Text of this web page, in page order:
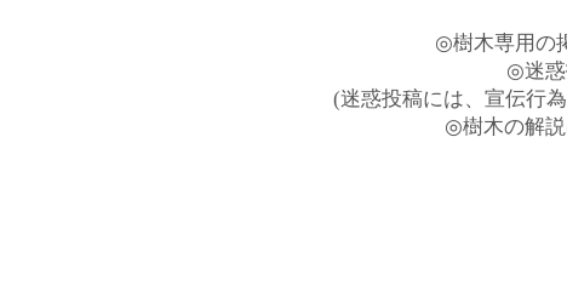
◎樹木専用の
◎迷惑
(迷惑投稿には、宣伝行
◎樹木の解